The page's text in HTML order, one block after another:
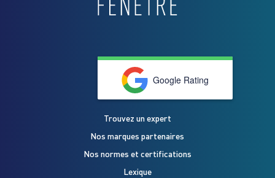
Google Rating
Trouvez un expert
Nos marques partenaires
Nos normes et certifications
Lexique